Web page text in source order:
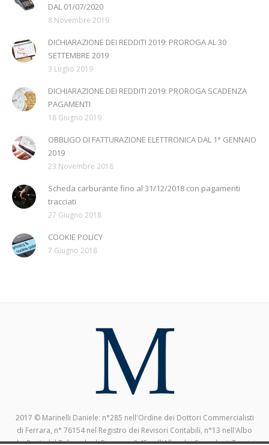
DAL 01/07/2020
8 Novembre 2019
DICHIARAZIONE DEI REDDITI 2019: PROROGA AL 30
SETTEMBRE 2019
3 Luglio 2019
DICHIARAZIONE DEI REDDITI 2019: PROROGA SCADENZA
PAGAMENTI
18 Giugno 2019
OBBLIGO DI FATTURAZIONE ELETTRONICA DAL 1° GENNAIO
2019
23 Novembre 2018
Scheda carburante fino al 31/12/2018 con pagamenti
tracciati
27 Giugno 2018
COOKIE POLICY
7 Giugno 2018
2017 © Marinelli Daniele: n°285 nell'Ordine dei Dottori Commercialisti
di Ferrara, n° 76154 nel Registro dei Revisori Contabili, n°13 nell'Albo
dei Periti del Tribunale di Ferrara, n° 45 nell'Albo dei Consulenti Tecnici